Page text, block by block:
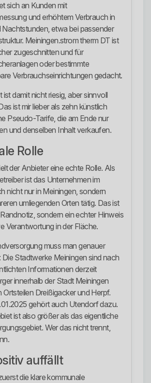
sich an Kunden mit
und erhöhtem Verbrauch in
etwa bei passender
Meiningen.strom therm DT ist
zugeschnitten und für
oder bestimmte
Verbrauchseinrichtungen gedacht.
ist damit nicht riesig, aber sinnvoll
ist mir lieber als zehn künstlich
Pseudo-Tarife, die am Ende nur
und denselben Inhalt verkaufen.
Rolle
der Anbieter eine echte Rolle. Als
ist das Unternehmen im
nicht nur in Meiningen, sondern
umliegenden Orten tätig. Das ist
sondern ein echter Hinweis
Verantwortung in der Fläche.
muss man genauer
Die Stadtwerke Meiningen sind nach
Informationen derzeit
innerhalb der Stadt Meiningen
Ortsteilen Dreißigacker und Herpf.
gehört auch Utendorf dazu.
ist also größer als das eigentliche
Wer das nicht trennt,
auffällt
die klare kommunale